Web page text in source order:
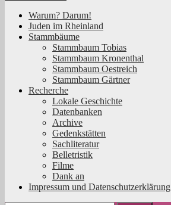
Tobias Herz
Warum? Darum!
Juden im Rheinland
Stammbäume
Stammbaum Tobias
Stammbaum Kronenthal
Stammbaum Oestreich
Stammbaum Gärtner
Recherche
Lokale Geschichte
Datenbanken
Archive
Gedenkstätten
Sachliteratur
Belletristik
Filme
Dank an
Impressum und Datenschutzerklärung